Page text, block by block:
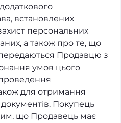
встановлених
персональних
а також про те, що
Продавцю з
умов цього
для отримання
документів. Покупець
що Продавець має